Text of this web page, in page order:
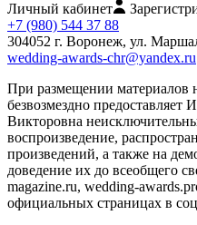
Личный кабинет
+7 (980) 544 37 88
304052 г. Воронеж, ул.
wedding-awards-chr@yandex.ru
При размещении материалов
безвозмездно
Викторовна
воспроизведение,
произведений, а также на
доведение их до всеобщего
magazine.ru, wedding-
официальных страницах в